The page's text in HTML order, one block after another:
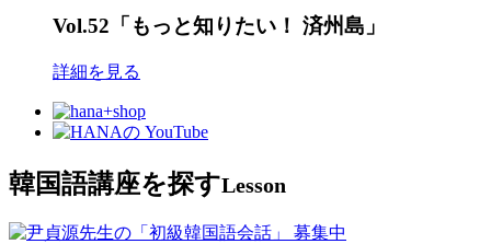
Vol.52「もっと知りたい！ 済州島」
詳細を見る
韓国語講座を探すLesson
募集中